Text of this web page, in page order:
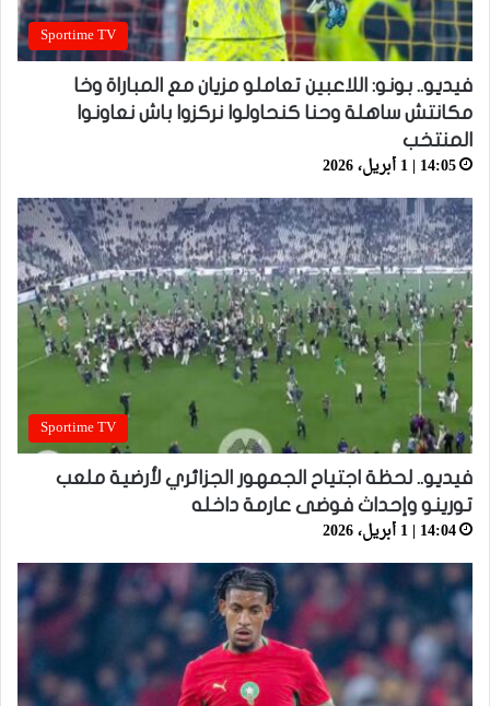
Sportime TV
فيديو.. بونو: اللاعبين تعاملو مزيان مع المباراة وخا
مكانتش ساهلة وحنا كنحاولوا نركزوا باش نعاونوا
المنتخب
14:05 | 1 أبريل، 2026
Sportime TV
فيديو.. لحظة اجتياح الجمهور الجزائري لأرضية ملعب
تورينو وإحداث فوضى عارمة داخله
14:04 | 1 أبريل، 2026